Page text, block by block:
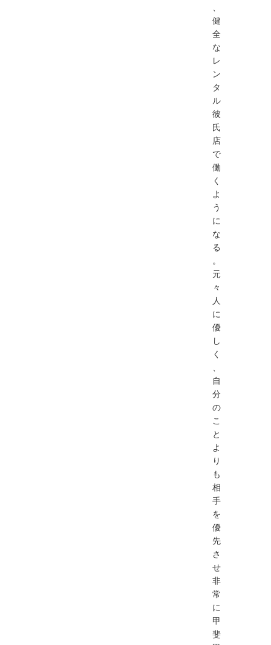
健
全
な
レ
ン
タ
ル
彼
氏
店
で
働
く
よ
う
に
な
る
。
元
々
人
に
優
し
く
自
分
の
こ
と
よ
り
も
相
手
を
優
先
さ
せ
非
常
に
甲
斐